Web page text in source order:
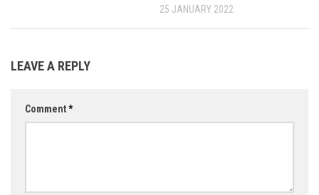
25 JANUARY 2022
LEAVE A REPLY
Comment*